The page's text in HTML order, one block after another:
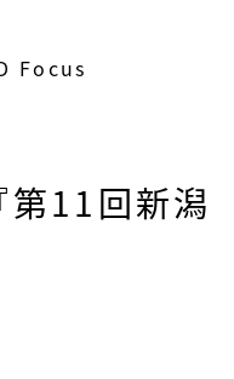
Focus
第11回新潟